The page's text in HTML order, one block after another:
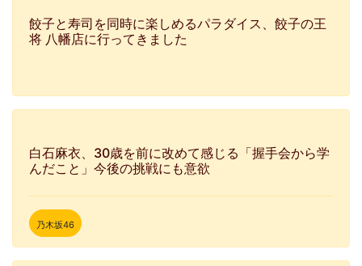
餃子と寿司を同時に楽しめるパラダイス、餃子の王
将 八幡店に行ってきました
白石麻衣、30歳を前に改めて感じる「握手会から学
んだこと」今後の挑戦にも意欲
乃木坂46